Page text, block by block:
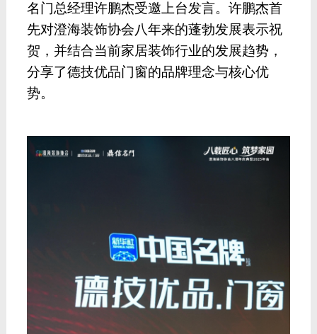
名门总经理许鹏杰受邀上台发言。 许鹏杰首
先对澄海装饰协会八年来的蓬勃发展表示祝
贺，并结合当前家居装饰行业的发展趋势，
分享了德技优品门窗的品牌理念与核心优
势。